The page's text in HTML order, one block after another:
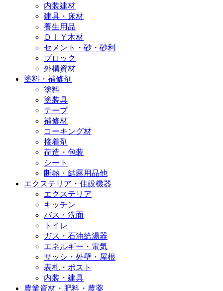
内装建材
建具・床材
養生用品
ＤＩＹ木材
セメント・砂・砂利
ブロック
外構資材
塗料・補修剤
塗料
塗装具
テープ
補修材
コーキング材
接着剤
荷造・包装
シート
断熱・結露用品他
エクステリア・住設機器
エクステリア
キッチン
バス・洗面
トイレ
ガス・石油給湯器
エネルギー・電気
サッシ・外壁・屋根
表札・ポスト
内装・建具
農業資材・肥料・農薬